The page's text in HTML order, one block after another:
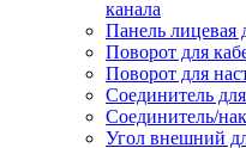
канала
Панель лицевая
Поворот для
Поворот для
Соединитель
Соединитель/
Угол внешний